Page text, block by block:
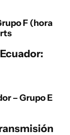
F (hora
– Grupo E